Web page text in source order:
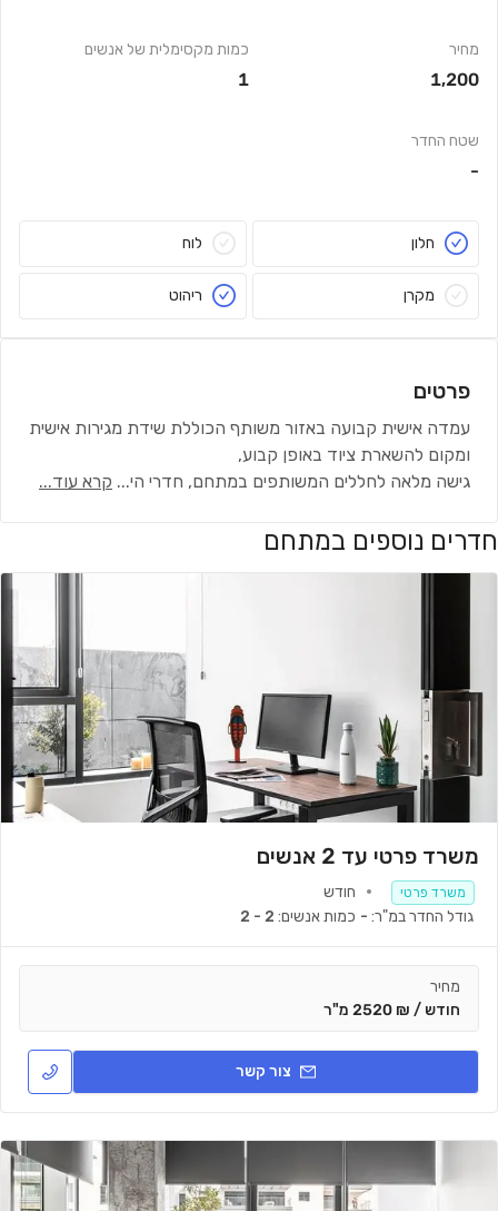
מחיר
1,200
שטח החדר
-
כמות מקסימלית של אנשים
1
חלון לוח
מקרן ריהוט
פרטים
עמדה אישית קבועה באזור משותף הכוללת שידת מגירות אישית
ומקום להשארת ציוד באופן קבוע,
גישה מלאה לחללים המשותפים במתחם, חדרי הי... קרא עוד...
חדרים נוספים במתחם
משרד פרטי עד 2 אנשים
משרד פרטי
חודש
כמות אנשים: 2 - 2 גודל החדר במ"ר: -
מחיר
חודש / ₪ 2520 מ"ר
צור קשר